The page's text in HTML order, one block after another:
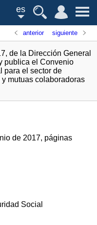
es
anterior siguiente
de la Dirección General
publica el Convenio
para el sector de
mutuas colaboradoras
de 2017, páginas
Social